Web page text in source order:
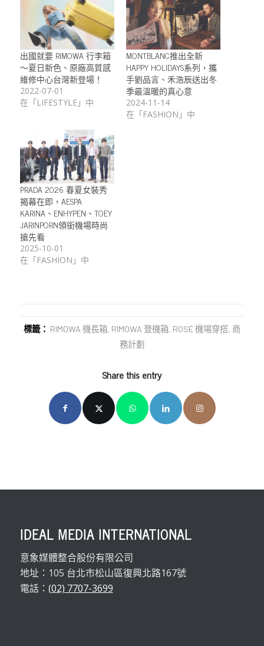
出國就要 RIMOWA 行李箱
～夏日新色、原廠高質感
維修中心台灣新登場！
2022-07-01
在「LIFESTYLE」中
MONTBLANC推出全新
HAPPY HOLIDAYS系列，攜
手劉品言、禾浩辰送出冬
季最溫暖的真心意
2024-11-14
在「FASHION」中
PRADA 2026 春夏女裝秀
揭幕在即，AESPA
KARINA、ENHYPEN、TOEY
JARINPORN領銜機場時尚
搶先看
2025-10-01
在「FASHION」中
標籤： RIMOWA 機長箱, RIMOWA 登機箱, ROSÉ 機場穿搭, 商
務計劃
Share this entry
IDEAL MEDIA INTERNATIONAL
意象媒體整合股份有限公司
地址：105 台北市松山區復興北路167號
電話： (02) 7707-3699